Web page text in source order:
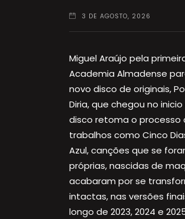
3 DE AGOSTO, 2026
Miguel Araújo pela
Academia Almadense
novo disco de originais,
Diria, que chegou no inicio
disco retoma o processo
trabalhos como Cinco
Azul, canções que se
próprias, nascidas de
acabaram por se
intactas, nas versões
longo de 2023, 2024 e